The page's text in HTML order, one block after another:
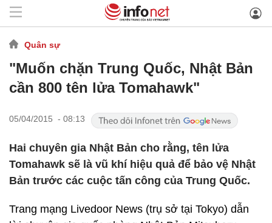
Quân sự
"Muốn chặn Trung Quốc, Nhật Bản
cần 800 tên lửa Tomahawk"
05/04/2015 - 08:13
Hai chuyên gia Nhật Bản cho rằng, tên lửa
Tomahawk sẽ là vũ khí hiệu quả để bảo vệ Nhật
Bản trước các cuộc tấn công của Trung Quốc.
Trang mạng Livedoor News (trụ sở tại Tokyo) dẫn